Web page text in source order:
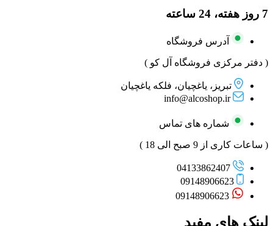
7 روز هفته، 24 ساعته
آدرس فروشگاه
( دفتر مرکزی فروشگاه آل کو )
تبریز، یاغچیان، فلکه یاغچیان
info@alcoshop.ir
شماره های تماس
( ساعات کاری از 9 صبح الی 18 )
04133862407
09148906623
09148906623
لینک های مفید